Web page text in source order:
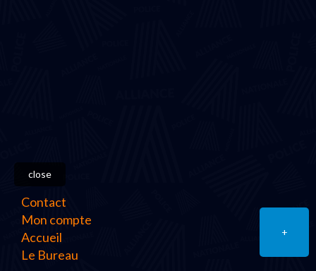
+
close
Contact
Mon compte
Accueil
Le Bureau